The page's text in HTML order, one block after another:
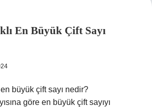
En Büyük Çift Sayı
büyük çift sayı nedir?
göre en büyük çift sayıyı